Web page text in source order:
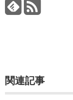
関連記事